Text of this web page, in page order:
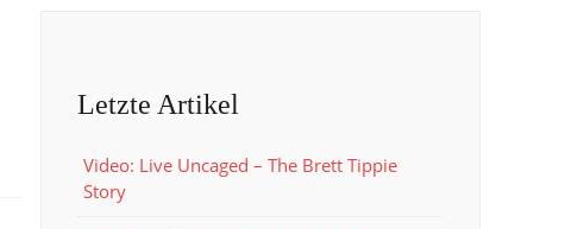
Letzte Artikel
Video: Live Uncaged – The Brett Tippie
Story